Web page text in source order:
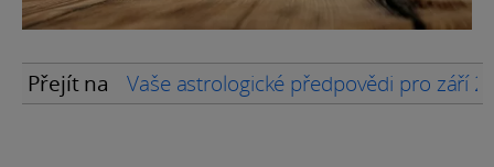
Přejít na Vaše astrologické předpovědi pro září